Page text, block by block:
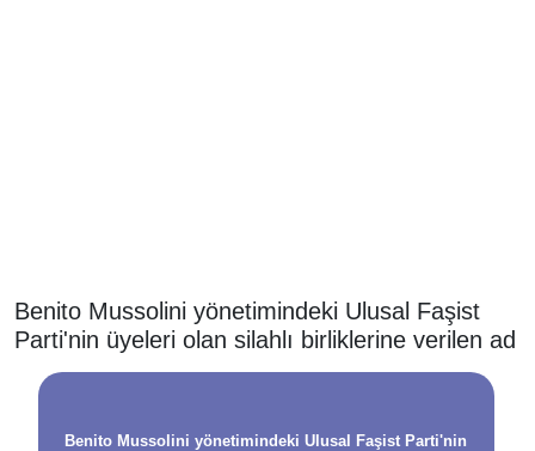
Benito Mussolini yönetimindeki Ulusal Faşist
Parti'nin üyeleri olan silahlı birliklerine verilen ad
Benito Mussolini yönetimindeki Ulusal Faşist Parti'nin